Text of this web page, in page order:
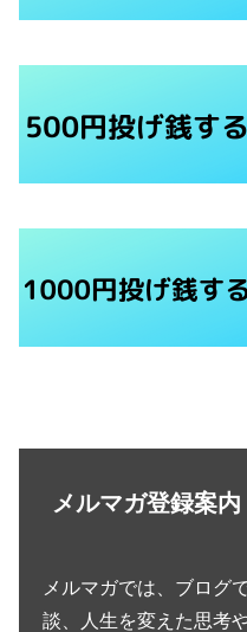
メルマガ登録案内
メルマガでは、ブログ
談、人生を変えた思考